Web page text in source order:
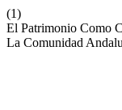
(1)
El Patrimonio Como
La Comunidad